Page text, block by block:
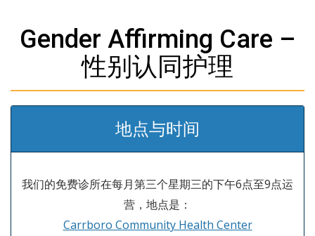
Gender Affirming Care –
性别认同护理
地点与时间
我们的免费诊所在每月第三个星期三的下午6点至9点运
营，地点是：
Carrboro Community Health Center